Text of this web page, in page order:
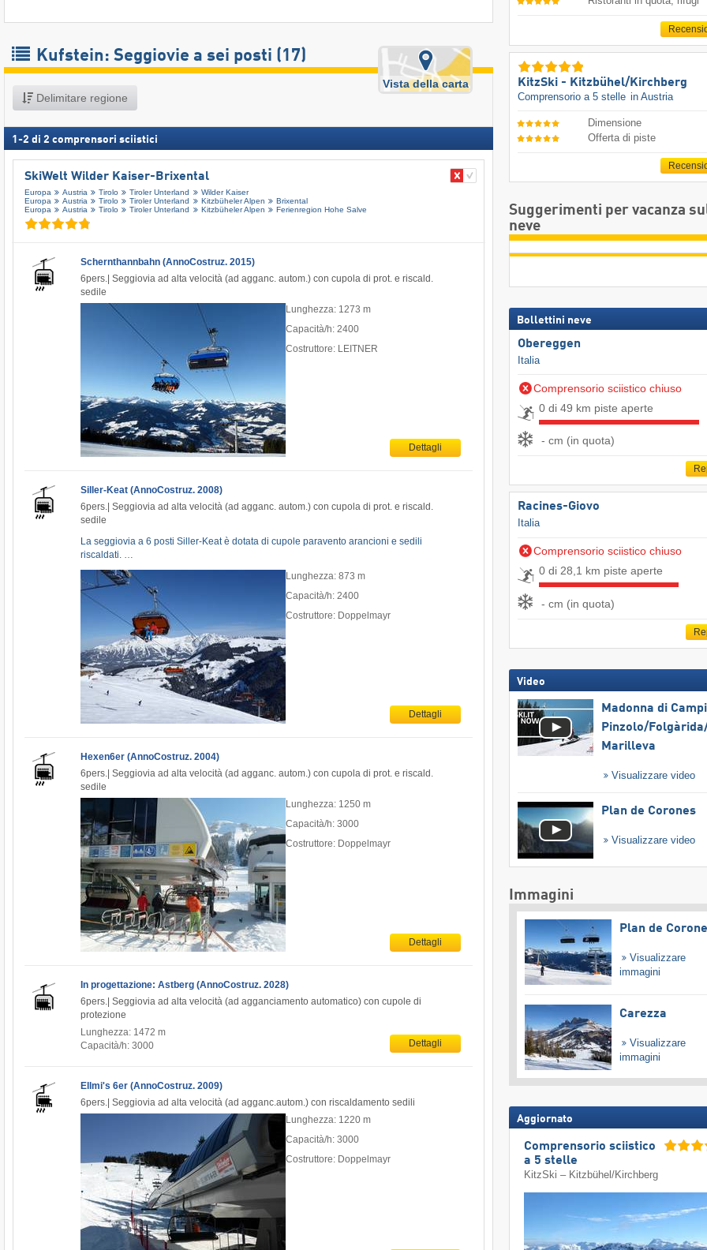
Kufstein: Seggiovie a sei posti (17)
Delimitare regione
Vista della carta
1 -2 di 2 comprensori sciistici
SkiWelt Wilder Kaiser-Brixental
Europa Austria Tirolo Tiroler Unterland
Wilder Kaiser
Europa
Austria Tirolo Tiroler Unterland Kitzbüheler Alpen
Brixental
Europa
Austria Tirolo Tiroler Unterland Kitzbüheler Alpen Ferienregion Hohe Salve
Schernthannbahn (AnnoCostruz. 2015)
6pers.| Seggiovia ad alta velocità (ad agganc. autom.) con cupola di prot. e riscald.
sedile
Lunghezza: 1273 m
Capacità/h: 2400
Costruttore: LEITNER
Dettagli
Siller-Keat (AnnoCostruz. 2008)
6pers.| Seggiovia ad alta velocità (ad agganc. autom.) con cupola di prot. e riscald.
sedile
La seggiovia a 6 posti Siller-Keat è dotata di cupole paravento arancioni e sedili
riscaldati. …
Lunghezza: 873 m
Capacità/h: 2400
Costruttore: Doppelmayr
Dettagli
Hexen6er (AnnoCostruz. 2004)
6pers.| Seggiovia ad alta velocità (ad agganc. autom.) con cupola di prot. e riscald.
sedile
Lunghezza: 1250 m
Capacità/h: 3000
Costruttore: Doppelmayr
Dettagli
In progettazione: Astberg (AnnoCostruz. 2028)
6pers.| Seggiovia ad alta velocità (ad agganciamento automatico) con cupole di
protezione
Lunghezza: 1472 m
Capacità/h: 3000
Dettagli
Ellmi's 6er (AnnoCostruz. 2009)
6pers.| Seggiovia ad alta velocità (ad agganc.autom.) con riscaldamento sedili
Lunghezza: 1220 m
Capacità/h: 3000
Costruttore: Doppelmayr
KitzSki - Kitzbühel/​Kirchberg
Comprensorio a 5 stelle in Austria
Dimensione
Offerta di piste
Suggerimenti per vacanza
neve
Bollettini neve
Obereggen
Italia
Comprensorio sciistico chiuso
0 di 49 km piste aperte
- cm (in quota)
Racines-Giovo
Italia
Comprensorio sciistico chiuso
0 di 28,1 km piste aperte
- cm (in quota)
Video
Madonna di
Pinzolo/​
Marilleva
Visualizzare video
Plan de Corones
Visualizzare video
Immagini
Plan de
Visualizzare
immagini
Carezza
Visualizzare
immagini
Aggiornato
Comprensorio sciistico
a 5 stelle
KitzSki – Kitzbühel/​Kirchberg